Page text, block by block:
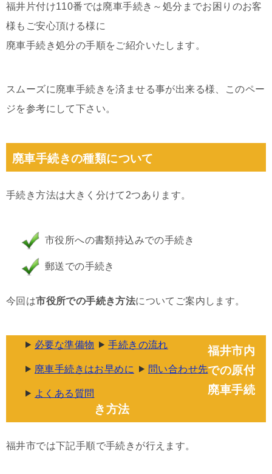
福井片付け110番では廃車手続き～処分までお困りのお客
様もご安心頂ける様に
廃車手続き処分の手順をご紹介いたします。
スムーズに廃車手続きを済ませる事が出来る様、このペー
ジを参考にして下さい。
廃車手続きの種類について
手続き方法は大きく分けて2つあります。
市役所への書類持込みでの手続き
郵送での手続き
今回は市役所での手続き方法についてご案内します。
必要な準備物 手続きの流れ
廃車手続きはお早めに 問い合わせ先
よくある質問
福井市内
での原付
廃車手続
き方法
福井市では下記手順で手続きが行えます。